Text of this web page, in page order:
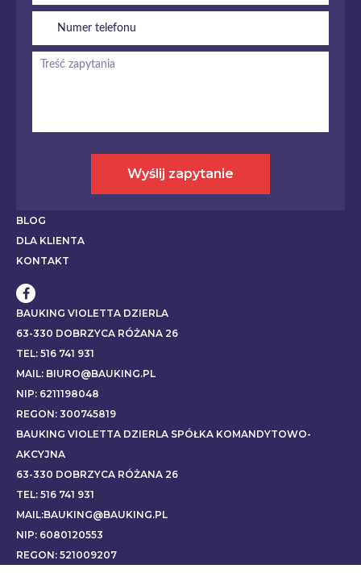
Wyślij zapytanie
BLOG
DLA KLIENTA
KONTAKT
BAUKING VIOLETTA DZIERLA
63-330 DOBRZYCA RÓŻANA 26
TEL: 516 741 931
MAIL: BIURO@BAUKING.PL
NIP: 6211198048
REGON: 300745819
BAUKING VIOLETTA DZIERLA SPÓŁKA KOMANDYTOWO-
AKCYJNA
63-330 DOBRZYCA RÓŻANA 26
TEL: 516 741 931
MAIL:BAUKING@BAUKING.PL
NIP: 6080120553
REGON: 521009207